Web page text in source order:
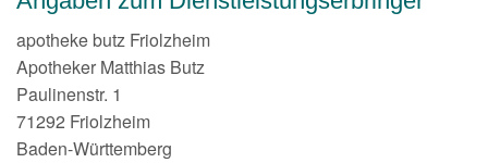
Shop
Medizinisches Cannabis
Jobs
apotheke butz Friolzheim
Apotheker Matthias Butz
Paulinenstr. 1
71292 Friolzheim
Baden-Württemberg